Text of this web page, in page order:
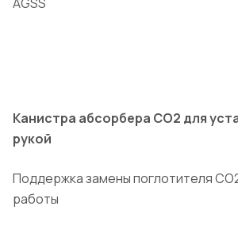
AGSS
Канистра абсорбера CO2 для
рукой
Поддержка замены поглотителя
работы